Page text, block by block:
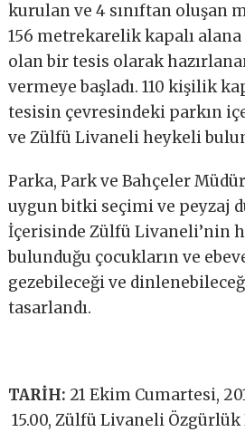
kurulan ve 4 sınıftan oluşan
156 metrekarelik kapalı
olan bir tesis olarak
vermeye başladı. 110 kişilik
tesisin çevresindeki parkın
ve Zülfü Livaneli heykeli
Parka, Park ve Bahçeler
uygun bitki seçimi ve peyzaj
İçerisinde Zülfü Livaneli’nin
bulunduğu çocukların ve
gezebileceği ve
tasarlandı.
TARİH: 21 Ekim Cumartesi,
15.00, Zülfü Livaneli Özgürlük